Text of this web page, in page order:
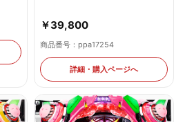
￥39,800
商品番号：ppa17254
詳細・購入ページへ